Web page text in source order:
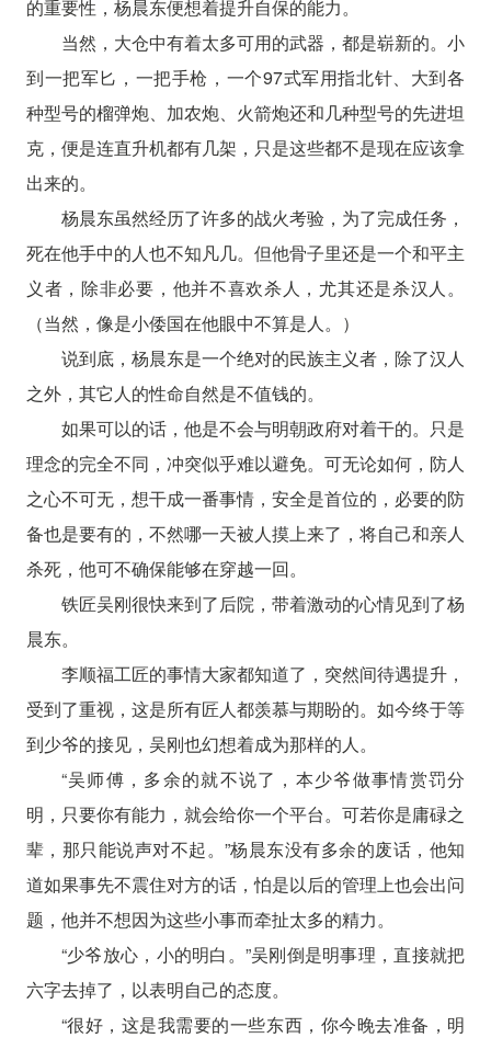
的重要性，杨晨东便想着提升自保的能力。
当然，大仓中有着太多可用的武器，都是崭新的。小
到一把军匕，一把手枪，一个97式军用指北针、大到各
种型号的榴弹炮、加农炮、火箭炮还和几种型号的先进坦
克，便是连直升机都有几架，只是这些都不是现在应该拿
出来的。
杨晨东虽然经历了许多的战火考验，为了完成任务，
死在他手中的人也不知凡几。但他骨子里还是一个和平主
义者，除非必要，他并不喜欢杀人，尤其还是杀汉人。
（当然，像是小倭国在他眼中不算是人。）
说到底，杨晨东是一个绝对的民族主义者，除了汉人
之外，其它人的性命自然是不值钱的。
如果可以的话，他是不会与明朝政府对着干的。只是
理念的完全不同，冲突似乎难以避免。可无论如何，防人
之心不可无，想干成一番事情，安全是首位的，必要的防
备也是要有的，不然哪一天被人摸上来了，将自己和亲人
杀死，他可不确保能够在穿越一回。
铁匠吴刚很快来到了后院，带着激动的心情见到了杨
晨东。
李顺福工匠的事情大家都知道了，突然间待遇提升，
受到了重视，这是所有匠人都羡慕与期盼的。如今终于等
到少爷的接见，吴刚也幻想着成为那样的人。
“吴师傅，多余的就不说了，本少爷做事情赏罚分
明，只要你有能力，就会给你一个平台。可若你是庸碌之
辈，那只能说声对不起。”杨晨东没有多余的废话，他知
道如果事先不震住对方的话，怕是以后的管理上也会出问
题，他并不想因为这些小事而牵扯太多的精力。
“少爷放心，小的明白。”吴刚倒是明事理，直接就把
六字去掉了，以表明自己的态度。
“很好，这是我需要的一些东西，你今晚去准备，明